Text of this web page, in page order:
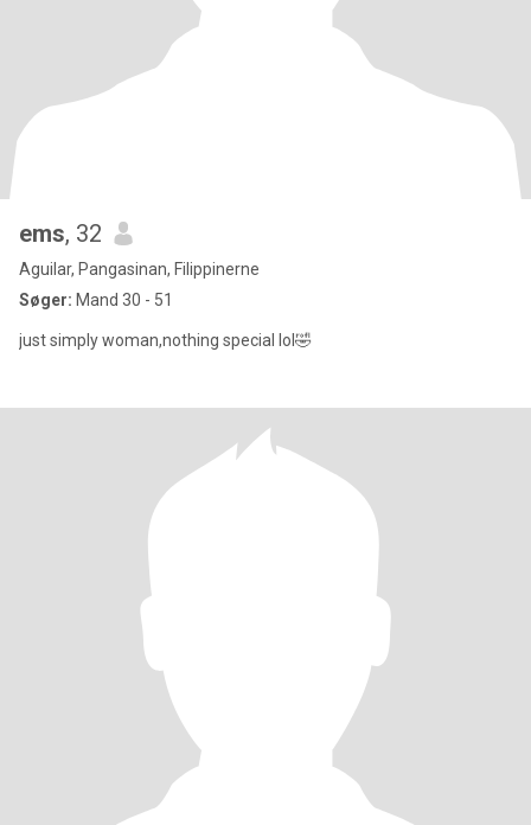
ems, 32
Aguilar, Pangasinan, Filippinerne
Søger: Mand 30 - 51
just simply woman,nothing special lol🤣